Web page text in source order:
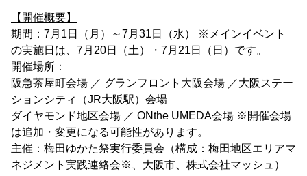
【開催概要】
期間：7月1日（月）～7月31日（水） ※メインイベント
の実施日は、7月20日（土）・7月21日（日）です。
開催場所：
阪急茶屋町会場 ／ グランフロント大阪会場 ／大阪ステー
ションシティ（JR大阪駅）会場
ダイヤモンド地区会場 ／ ONthe UMEDA会場 ※開催会場
は追加・変更になる可能性があります。
主催：梅田ゆかた祭実行委員会（構成：梅田地区エリアマ
ネジメント実践連絡会※、大阪市、株式会社マッシュ）